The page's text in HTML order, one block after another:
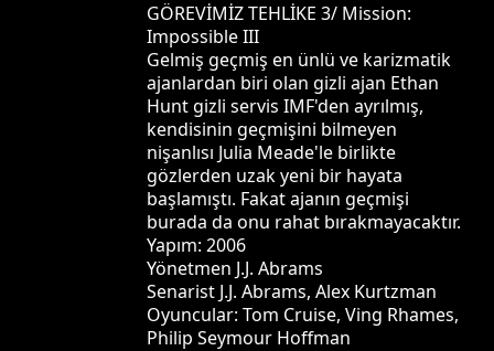
GÖREVİMİZ TEHLİKE 3/ Mission:
Impossible III
Gelmiş geçmiş en ünlü ve karizmatik
ajanlardan biri olan gizli ajan Ethan
Hunt gizli servis IMF'den ayrılmış,
kendisinin geçmişini bilmeyen
nişanlısı Julia Meade'le birlikte
gözlerden uzak yeni bir hayata
başlamıştı. Fakat ajanın geçmişi
burada da onu rahat bırakmayacaktır.
Yapım: 2006
Yönetmen J.J. Abrams
Senarist J.J. Abrams, Alex Kurtzman
Oyuncular: Tom Cruise, Ving Rhames,
Philip Seymour Hoffman